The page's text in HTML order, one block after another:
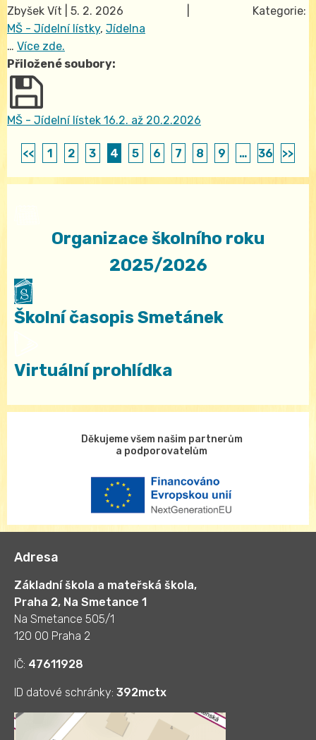
Zbyšek Vít 5. 2. 2026 | Kategorie:
MŠ - Jídelní lístky, Jídelna
… Více zde.
Přiložené soubory:
MŠ - Jídelní lístek 16.2. až 20.2.2026
<< 1 2 3 4 5 6 7 8 9 … 36 >>
Organizace školního roku
2025/2026
Školní časopis Smetánek
Virtuální prohlídka
Děkujeme všem našim partnerům
a podporovatelům
Adresa
Základní škola a mateřská škola,
Praha 2, Na Smetance 1
Na Smetance 505/1
120 00 Praha 2
IČ: 47611928
ID datové schránky: 392mctx